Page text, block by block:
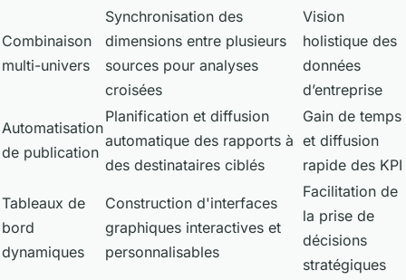
Combinaison
multi-univers
Synchronisation des
dimensions entre plusieurs
sources pour analyses
croisées
Vision
holistique des
données
d’entreprise
Automatisation
de publication
Planification et diffusion
automatique des rapports à
des destinataires ciblés
Gain de temps
et diffusion
rapide des KPI
Tableaux de
bord
dynamiques
Construction d'interfaces
graphiques interactives et
personnalisables
Facilitation de
la prise de
décisions
stratégiques